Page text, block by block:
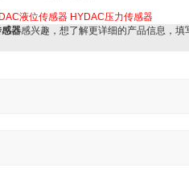
液位传感器 HYDAC压力传感器
器感兴趣，想了解更详细的产品信息，填